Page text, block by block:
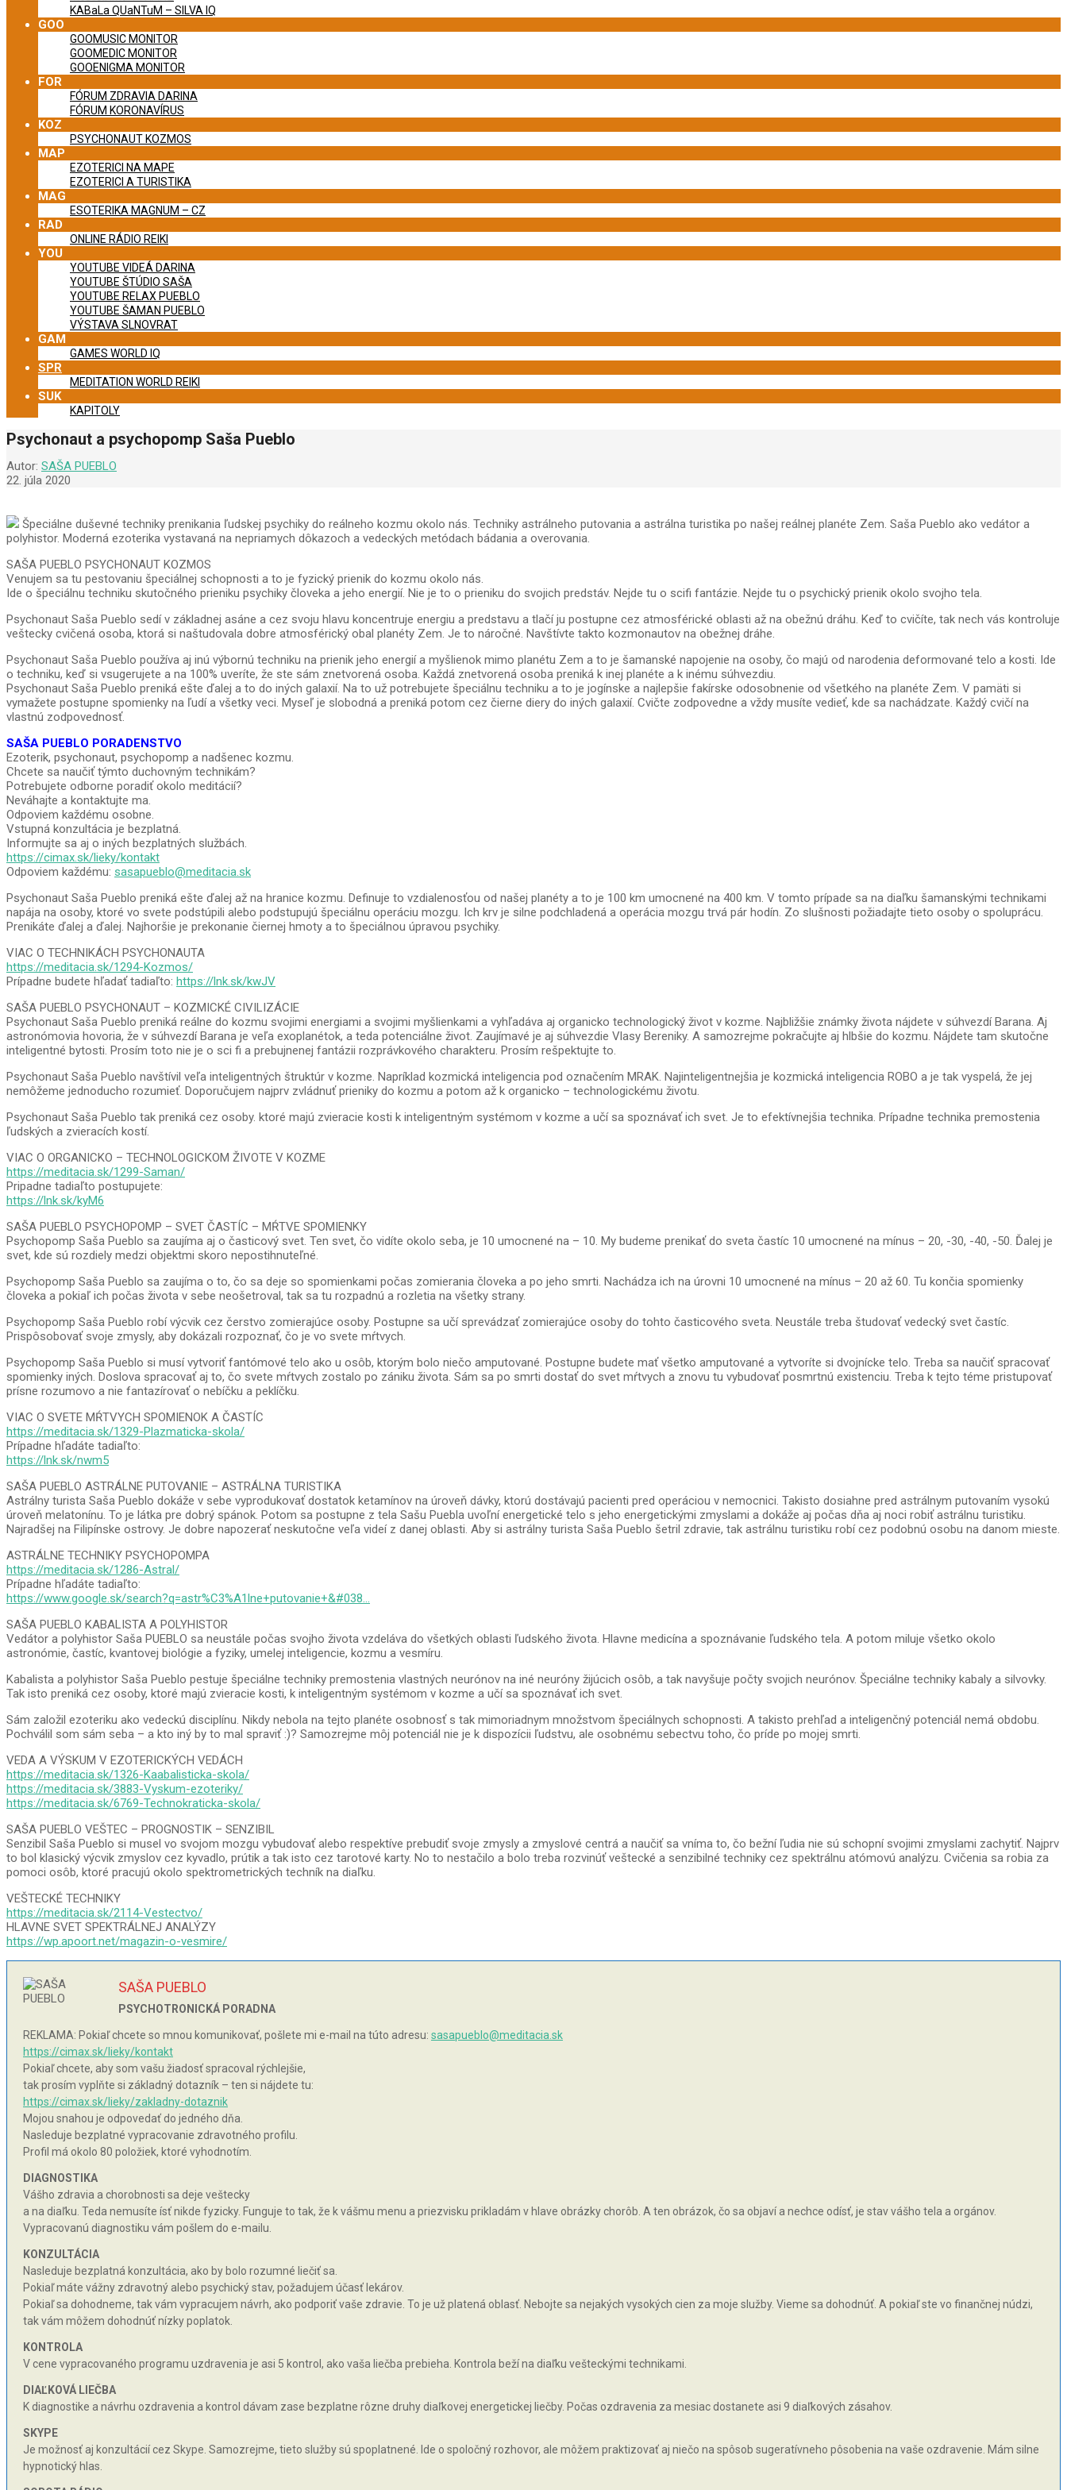
KABaLa QUaNTuM – SILVA IQ
GOO
GOOMUSIC MONITOR
GOOMEDIC MONITOR
GOOENIGMA MONITOR
FOR
FÓRUM ZDRAVIA DARINA
FÓRUM KORONAVÍRUS
KOZ
PSYCHONAUT KOZMOS
MAP
EZOTERICI NA MAPE
EZOTERICI A TURISTIKA
MAG
ESOTERIKA MAGNUM – CZ
RAD
ONLINE RÁDIO REIKI
YOU
YOUTUBE VIDEÁ DARINA
YOUTUBE ŠTÚDIO SAŠA
YOUTUBE RELAX PUEBLO
YOUTUBE ŠAMAN PUEBLO
VÝSTAVA SLNOVRAT
GAM
GAMES WORLD IQ
SPR
MEDITATION WORLD REIKI
SUK
KAPITOLY
Psychonaut a psychopomp Saša Pueblo
Autor: SAŠA PUEBLO
22. júla 2020
Špeciálne duševné techniky prenikania ľudskej psychiky do reálneho kozmu okolo nás. Techniky astrálneho putovania a astrálna turistika po našej reálnej planéte Zem. Saša Pueblo ako vedátor a
polyhistor. Moderná ezoterika vystavaná na nepriamych dôkazoch a vedeckých metódach bádania a overovania.
SAŠA PUEBLO PSYCHONAUT KOZMOS
Venujem sa tu pestovaniu špeciálnej schopnosti a to je fyzický prienik do kozmu okolo nás.
Ide o špeciálnu techniku skutočného prieniku psychiky človeka a jeho energií. Nie je to o prieniku do svojich predstáv. Nejde tu o scifi fantázie. Nejde tu o psychický prienik okolo svojho tela.
Psychonaut Saša Pueblo sedí v základnej asáne a cez svoju hlavu koncentruje energiu a predstavu a tlačí ju postupne cez atmosférické oblasti až na obežnú dráhu. Keď to cvičíte, tak nech vás kontroluje
veštecky cvičená osoba, ktorá si naštudovala dobre atmosférický obal planéty Zem. Je to náročné. Navštívte takto kozmonautov na obežnej dráhe.
Psychonaut Saša Pueblo používa aj inú výbornú techniku na prienik jeho energií a myšlienok mimo planétu Zem a to je šamanské napojenie na osoby, čo majú od narodenia deformované telo a kosti. Ide
o techniku, keď si vsugerujete a na 100% uveríte, že ste sám znetvorená osoba. Každá znetvorená osoba preniká k inej planéte a k inému súhvezdiu.
Psychonaut Saša Pueblo preniká ešte ďalej a to do iných galaxií. Na to už potrebujete špeciálnu techniku a to je jogínske a najlepšie fakírske odosobnenie od všetkého na planéte Zem. V pamäti si
vymažete postupne spomienky na ľudí a všetky veci. Myseľ je slobodná a preniká potom cez čierne diery do iných galaxií. Cvičte zodpovedne a vždy musíte vedieť, kde sa nachádzate. Každý cvičí na
vlastnú zodpovednosť.
SAŠA PUEBLO PORADENSTVO
Ezoterik, psychonaut, psychopomp a nadšenec kozmu.
Chcete sa naučiť týmto duchovným technikám?
Potrebujete odborne poradiť okolo meditácií?
Neváhajte a kontaktujte ma.
Odpoviem každému osobne.
Vstupná konzultácia je bezplatná.
Informujte sa aj o iných bezplatných službách.
https://cimax.sk/lieky/kontakt
Odpoviem každému: sasapueblo@meditacia.sk
Psychonaut Saša Pueblo preniká ešte ďalej až na hranice kozmu. Definuje to vzdialenosťou od našej planéty a to je 100 km umocnené na 400 km. V tomto prípade sa na diaľku šamanskými technikami
napája na osoby, ktoré vo svete podstúpili alebo podstupujú špeciálnu operáciu mozgu. Ich krv je silne podchladená a operácia mozgu trvá pár hodín. Zo slušnosti požiadajte tieto osoby o spoluprácu.
Prenikáte ďalej a ďalej. Najhoršie je prekonanie čiernej hmoty a to špeciálnou úpravou psychiky.
VIAC O TECHNIKÁCH PSYCHONAUTA
https://meditacia.sk/1294-Kozmos/
Prípadne budete hľadať tadiaľto: https://lnk.sk/kwJV
SAŠA PUEBLO PSYCHONAUT – KOZMICKÉ CIVILIZÁCIE
Psychonaut Saša Pueblo preniká reálne do kozmu svojimi energiami a svojimi myšlienkami a vyhľadáva aj organicko technologický život v kozme. Najbližšie známky života nájdete v súhvezdí Barana. Aj
astronómovia hovoria, že v súhvezdí Barana je veľa exoplanétok, a teda potenciálne život. Zaujímavé je aj súhvezdie Vlasy Bereniky. A samozrejme pokračujte aj hlbšie do kozmu. Nájdete tam skutočne
inteligentné bytosti. Prosím toto nie je o sci fi a prebujnenej fantázii rozprávkového charakteru. Prosím rešpektujte to.
Psychonaut Saša Pueblo navštívil veľa inteligentných štruktúr v kozme. Napríklad kozmická inteligencia pod označením MRAK. Najinteligentnejšia je kozmická inteligencia ROBO a je tak vyspelá, že jej
nemôžeme jednoducho rozumieť. Doporučujem najprv zvládnuť prieniky do kozmu a potom až k organicko – technologickému životu.
Psychonaut Saša Pueblo tak preniká cez osoby. ktoré majú zvieracie kosti k inteligentným systémom v kozme a učí sa spoznávať ich svet. Je to efektívnejšia technika. Prípadne technika premostenia
ľudských a zvieracích kostí.
VIAC O ORGANICKO – TECHNOLOGICKOM ŽIVOTE V KOZME
https://meditacia.sk/1299-Saman/
Pripadne tadiaľto postupujete:
https://lnk.sk/kyM6
SAŠA PUEBLO PSYCHOPOMP – SVET ČASTÍC – MŔTVE SPOMIENKY
Psychopomp Saša Pueblo sa zaujíma aj o časticový svet. Ten svet, čo vidíte okolo seba, je 10 umocnené na – 10. My budeme prenikať do sveta častíc 10 umocnené na mínus – 20, -30, -40, -50. Ďalej je
svet, kde sú rozdiely medzi objektmi skoro nepostihnuteľné.
Psychopomp Saša Pueblo sa zaujíma o to, čo sa deje so spomienkami počas zomierania človeka a po jeho smrti. Nachádza ich na úrovni 10 umocnené na mínus – 20 až 60. Tu končia spomienky
človeka a pokiaľ ich počas života v sebe neošetroval, tak sa tu rozpadnú a rozletia na všetky strany.
Psychopomp Saša Pueblo robí výcvik cez čerstvo zomierajúce osoby. Postupne sa učí sprevádzať zomierajúce osoby do tohto časticového sveta. Neustále treba študovať vedecký svet častíc.
Prispôsobovať svoje zmysly, aby dokázali rozpoznať, čo je vo svete mŕtvych.
Psychopomp Saša Pueblo si musí vytvoriť fantómové telo ako u osôb, ktorým bolo niečo amputované. Postupne budete mať všetko amputované a vytvoríte si dvojnícke telo. Treba sa naučiť spracovať
spomienky iných. Doslova spracovať aj to, čo svete mŕtvych zostalo po zániku života. Sám sa po smrti dostať do svet mŕtvych a znovu tu vybudovať posmrtnú existenciu. Treba k tejto téme pristupovať
prísne rozumovo a nie fantazírovať o nebíčku a peklíčku.
VIAC O SVETE MŔTVYCH SPOMIENOK A ČASTÍC
https://meditacia.sk/1329-Plazmaticka-skola/
Prípadne hľadáte tadiaľto:
https://lnk.sk/nwm5
SAŠA PUEBLO ASTRÁLNE PUTOVANIE – ASTRÁLNA TURISTIKA
Astrálny turista Saša Pueblo dokáže v sebe vyprodukovať dostatok ketamínov na úroveň dávky, ktorú dostávajú pacienti pred operáciou v nemocnici. Takisto dosiahne pred astrálnym putovaním vysokú
úroveň melatonínu. To je látka pre dobrý spánok. Potom sa postupne z tela Sašu Puebla uvoľní energetické telo s jeho energetickými zmyslami a dokáže aj počas dňa aj noci robiť astrálnu turistiku.
Najradšej na Filipínske ostrovy. Je dobre napozerať neskutočne veľa videí z danej oblasti. Aby si astrálny turista Saša Pueblo šetril zdravie, tak astrálnu turistiku robí cez podobnú osobu na danom mieste.
ASTRÁLNE TECHNIKY PSYCHOPOMPA
https://meditacia.sk/1286-Astral/
Prípadne hľadáte tadiaľto:
https://www.google.sk/search?q=astr%C3%A1lne+putovanie+&#038…
SAŠA PUEBLO KABALISTA A POLYHISTOR
Vedátor a polyhistor Saša PUEBLO sa neustále počas svojho života vzdeláva do všetkých oblasti ľudského života. Hlavne medicína a spoznávanie ľudského tela. A potom miluje všetko okolo
astronómie, častíc, kvantovej biológie a fyziky, umelej inteligencie, kozmu a vesmíru.
Kabalista a polyhistor Saša Pueblo pestuje špeciálne techniky premostenia vlastných neurónov na iné neuróny žijúcich osôb, a tak navyšuje počty svojich neurónov. Špeciálne techniky kabaly a silvovky.
Tak isto preniká cez osoby, ktoré majú zvieracie kosti, k inteligentným systémom v kozme a učí sa spoznávať ich svet.
Sám založil ezoteriku ako vedeckú disciplínu. Nikdy nebola na tejto planéte osobnosť s tak mimoriadnym množstvom špeciálnych schopnosti. A takisto prehľad a inteligenčný potenciál nemá obdobu.
Pochválil som sám seba – a kto iný by to mal spraviť :)? Samozrejme môj potenciál nie je k dispozícii ľudstvu, ale osobnému sebectvu toho, čo príde po mojej smrti.
VEDA A VÝSKUM V EZOTERICKÝCH VEDÁCH
https://meditacia.sk/1326-Kaabalisticka-skola/
https://meditacia.sk/3883-Vyskum-ezoteriky/
https://meditacia.sk/6769-Technokraticka-skola/
SAŠA PUEBLO VEŠTEC – PROGNOSTIK – SENZIBIL
Senzibil Saša Pueblo si musel vo svojom mozgu vybudovať alebo respektíve prebudiť svoje zmysly a zmyslové centrá a naučiť sa vníma to, čo bežní ľudia nie sú schopní svojimi zmyslami zachytiť. Najprv
to bol klasický výcvik zmyslov cez kyvadlo, prútik a tak isto cez tarotové karty. No to nestačilo a bolo treba rozvinúť veštecké a senzibilné techniky cez spektrálnu atómovú analýzu. Cvičenia sa robia za
pomoci osôb, ktoré pracujú okolo spektrometrických techník na diaľku.
VEŠTECKÉ TECHNIKY
https://meditacia.sk/2114-Vestectvo/
HLAVNE SVET SPEKTRÁLNEJ ANALÝZY
https://wp.apoort.net/magazin-o-vesmire/
SAŠA PUEBLO
PSYCHOTRONICKÁ PORADNA
REKLAMA: Pokiaľ chcete so mnou komunikovať, pošlete mi e-mail na túto adresu: sasapueblo@meditacia.sk
https://cimax.sk/lieky/kontakt
Pokiaľ chcete, aby som vašu žiadosť spracoval rýchlejšie,
tak prosím vyplňte si základný dotazník – ten si nájdete tu:
https://cimax.sk/lieky/zakladny-dotaznik
Mojou snahou je odpovedať do jedného dňa.
Nasleduje bezplatné vypracovanie zdravotného profilu.
Profil má okolo 80 položiek, ktoré vyhodnotím.
DIAGNOSTIKA
Vášho zdravia a chorobnosti sa deje veštecky
a na diaľku. Teda nemusíte ísť nikde fyzicky. Funguje to tak, že k vášmu menu a priezvisku prikladám v hlave obrázky chorôb. A ten obrázok, čo sa objaví a nechce odísť, je stav vášho tela a orgánov.
Vypracovanú diagnostiku vám pošlem do e-mailu.
KONZULTÁCIA
Nasleduje bezplatná konzultácia, ako by bolo rozumné liečiť sa.
Pokiaľ máte vážny zdravotný alebo psychický stav, požadujem účasť lekárov.
Pokiaľ sa dohodneme, tak vám vypracujem návrh, ako podporiť vaše zdravie. To je už platená oblasť. Nebojte sa nejakých vysokých cien za moje služby. Vieme sa dohodnúť. A pokiaľ ste vo finančnej núdzi,
tak vám môžem dohodnúť nízky poplatok.
KONTROLA
V cene vypracovaného programu uzdravenia je asi 5 kontrol, ako vaša liečba prebieha. Kontrola beží na diaľku vešteckými technikami.
DIAĽKOVÁ LIEČBA
K diagnostike a návrhu ozdravenia a kontrol dávam zase bezplatne rôzne druhy diaľkovej energetickej liečby. Počas ozdravenia za mesiac dostanete asi 9 diaľkových zásahov.
SKYPE
Je možnosť aj konzultácií cez Skype. Samozrejme, tieto služby sú spoplatnené. Ide o spoločný rozhovor, ale môžem praktizovať aj niečo na spôsob sugeratívneho pôsobenia na vaše ozdravenie. Mám silne
hypnotický hlas.